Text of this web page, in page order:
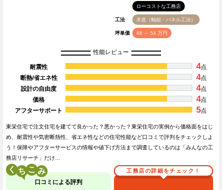
ローコストな工務店
工法 木造（軸組・パネル工法）
坪単価 48 ～ 54 万円
性能レビュー
耐震性 4点
断熱/省エネ性
4点
設計の自由度
4点
価格
4点
アフターサポート
5点
東栄住宅で注文住宅を建てて良かった？悪かった？東栄住宅の実例から価格面をはじ
め、耐震性や気密断熱性、省エネ性などの住宅性能など口コミで評判をチェックしよ
う！保障やアフターサービスの情報や値下げ方法まで調査しているのは「みんなの工
務店リサーチ」だけ…
く こ
口コミによる評判
工務店の詳細をチェック！